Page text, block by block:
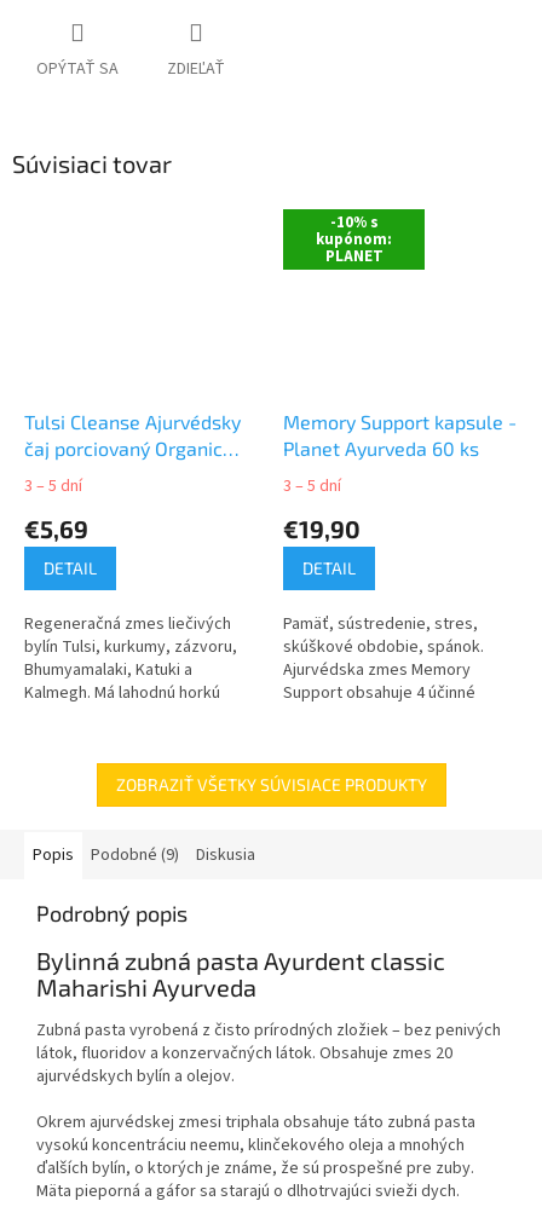
OPÝTAŤ SA ZDIEĽAŤ
Súvisiaci tovar
Tulsi Cleanse Ajurvédsky
čaj porciovaný Organic
India 25 vreciek
3 – 5 dní
€5,69
DETAIL
Regeneračná zmes liečivých
bylín Tulsi, kurkumy, zázvoru,
Bhumyamalaki, Katuki a
Kalmegh. Má lahodnú horkú
optimalizáciou funkcií...
-10% s
kupónom:
PLANET
Memory Support kapsule -
Planet Ayurveda 60 ks
3 – 5 dní
€19,90
DETAIL
Pamäť, sústredenie, stres,
skúškové obdobie, spánok.
Ajurvédska zmes Memory
Support obsahuje 4 účinné
pri strese a úzkosti...
ZOBRAZIŤ VŠETKY SÚVISIACE PRODUKTY
Popis Podobné (9) Diskusia
Podrobný popis
Bylinná zubná pasta Ayurdent classic
Maharishi Ayurveda
Zubná pasta vyrobená z čisto prírodných zložiek – bez penivých
látok, fluoridov a konzervačných látok. Obsahuje zmes 20
ajurvédskych bylín a olejov.
Okrem ajurvédskej zmesi triphala obsahuje táto zubná pasta
vysokú koncentráciu neemu, klinčekového oleja a mnohých
ďalších bylín, o ktorých je známe, že sú prospešné pre zuby.
Mäta pieporná a gáfor sa starajú o dlhotrvajúci svieži dych.